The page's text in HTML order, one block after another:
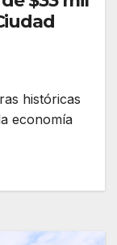
históricas
economía